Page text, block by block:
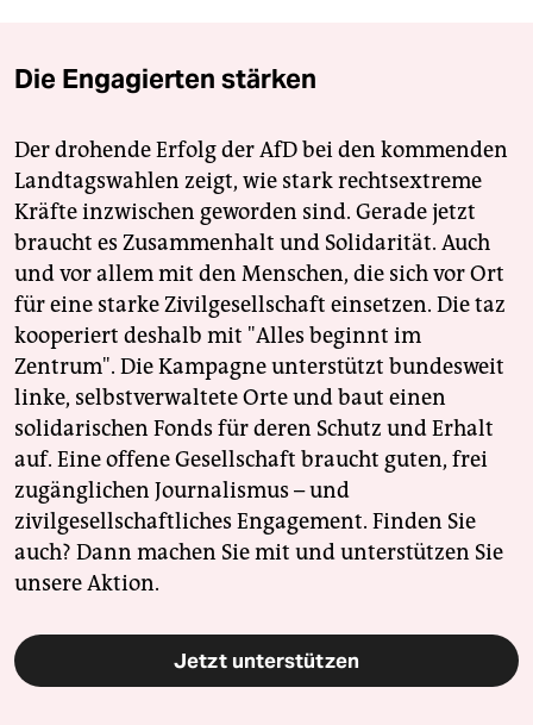
Die Engagierten stärken
Der drohende Erfolg der AfD bei den kommenden
Landtagswahlen zeigt, wie stark rechtsextreme
Kräfte inzwischen geworden sind. Gerade jetzt
braucht es Zusammenhalt und Solidarität. Auch
und vor allem mit den Menschen, die sich vor Ort
für eine starke Zivilgesellschaft einsetzen. Die taz
kooperiert deshalb mit "Alles beginnt im
Zentrum". Die Kampagne unterstützt bundesweit
linke, selbstverwaltete Orte und baut einen
solidarischen Fonds für deren Schutz und Erhalt
auf. Eine offene Gesellschaft braucht guten, frei
zugänglichen Journalismus – und
zivilgesellschaftliches Engagement. Finden Sie
auch? Dann machen Sie mit und unterstützen Sie
unsere Aktion.
Jetzt unterstützen